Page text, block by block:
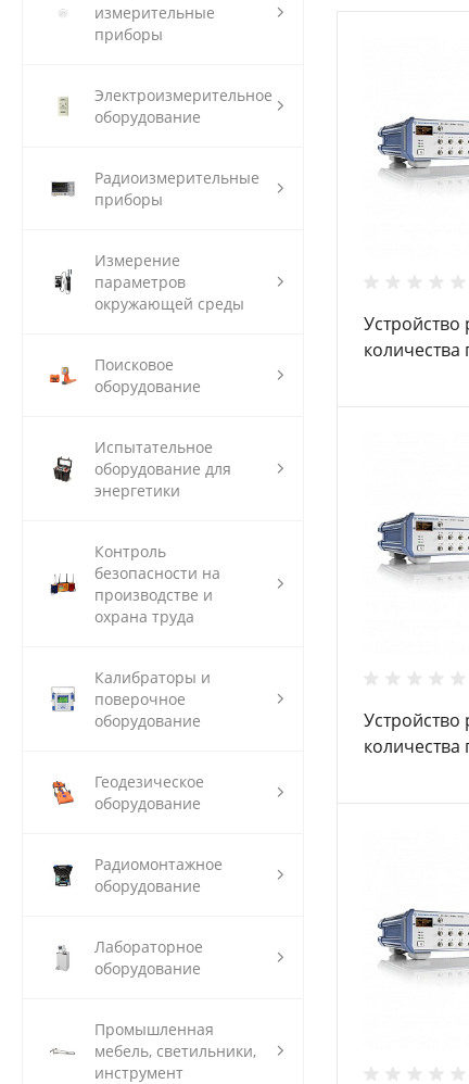
измерительные
приборы
Электроизмерительное
оборудование
Радиоизмерительные
приборы
Измерение
параметров
окружающей среды
Поисковое
оборудование
Испытательное
оборудование для
энергетики
Контроль
безопасности на
производстве и
охрана труда
Калибраторы и
поверочное
оборудование
Геодезическое
оборудование
Радиомонтажное
оборудование
Лабораторное
оборудование
Промышленная
мебель, светильники,
инструмент
количества
количества